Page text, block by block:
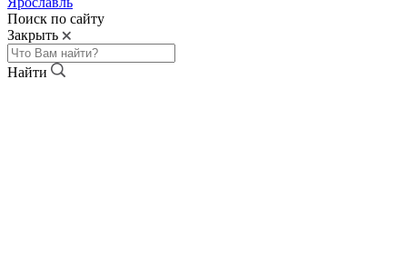
Поиск по сайту
Закрыть
Найти